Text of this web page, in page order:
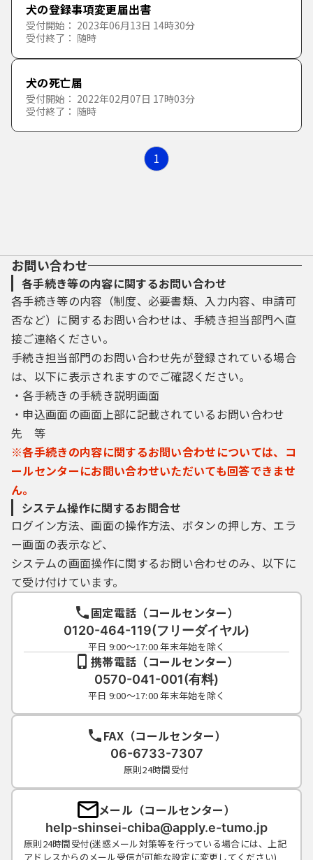
税金
保険・年金
町内自治会・地域活動
生活の援助
その他福祉
市が発注する仕事
計画・行革・財政・統計等
平和・人権・国際交流
な に
は行
は ひ ふ へ ほ
ま行
ま み む
や行
ゆ
犬の登録事項変更届出書
受付開始： 2023年06月13日 14時30分
受付終了： 随時
犬の死亡届
受付開始： 2022年02月07日 17時03分
受付終了： 随時
1
お問い合わせ
各手続き等の内容に関するお問い合わせ
各手続き等の内容（制度、必要書類、入力内容、申請可
否など）に関するお問い合わせは、手続き担当部門へ直
接ご連絡ください。
手続き担当部門のお問い合わせ先が登録されている場合
は、以下に表示されますのでご確認ください。
・各手続きの手続き説明画面
・申込画面の画面上部に記載されているお問い合わせ
先 等
※各手続きの内容に関するお問い合わせについては、コ
ールセンターにお問い合わせいただいても回答できませ
ん。
システム操作に関するお問合せ
ログイン方法、画面の操作方法、ボタンの押し方、エラ
ー画面の表示など、
システムの画面操作に関するお問い合わせのみ、以下に
て受け付けています。
固定電話（コールセンター）
0120-464-119(フリーダイヤル)
平日 9:00～17:00 年末年始を除く
携帯電話（コールセンター）
0570-041-001(有料)
平日 9:00～17:00 年末年始を除く
FAX（コールセンター）
06-6733-7307
原則24時間受付
メール（コールセンター）
help-shinsei-chiba@apply.e-tumo.jp
原則24時間受付(迷惑メール対策等を行っている場合には、上記
アドレスからのメール受信が可能な設定に変更してください)